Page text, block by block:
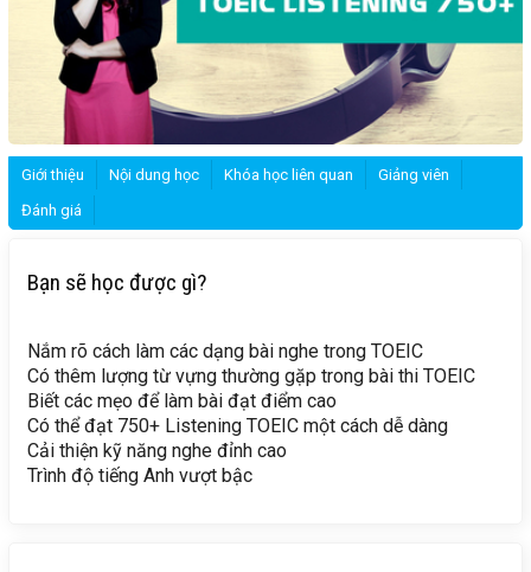
Giới thiệu Nội dung học Khóa học liên quan
Giảng viên
Đánh giá
Bạn sẽ học được gì?
Nắm rõ cách làm các dạng bài nghe trong TOEIC
Có thêm lượng từ vựng thường gặp trong bài thi TOEIC
Biết các mẹo để làm bài đạt điểm cao
Có thể đạt 750+ Listening TOEIC một cách dễ dàng
Cải thiện kỹ năng nghe đỉnh cao
Trình độ tiếng Anh vượt bậc